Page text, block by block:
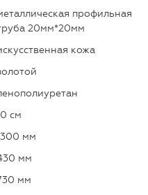
профильная
20мм*20мм
кожа
см
мм
мм
мм